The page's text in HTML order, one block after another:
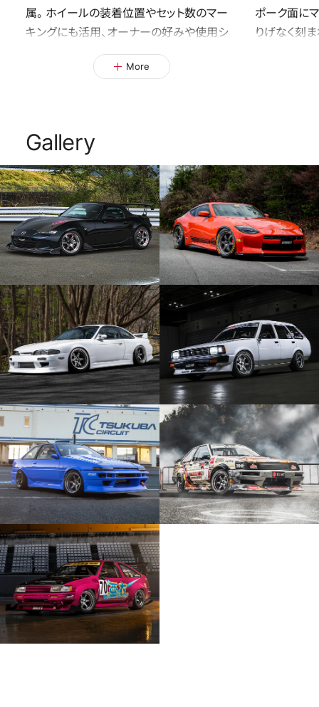
属。ホイールの装着位置やセット数のマー
キングにも活用、オーナーの好みや使用シ
ーンに応じた貼付けが可能になります。
More
ポーク面に
りげなく刻
Gallery